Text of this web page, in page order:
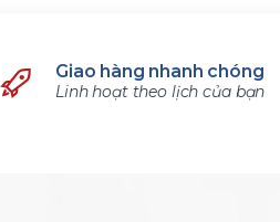
Giao hàng nhanh chóng
Linh hoạt theo lịch của bạn